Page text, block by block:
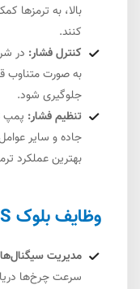
بالا، به ترمزها
کنند.
کنترل فشار:
به صورت متناوب
جلوگیری شود.
تنظیم فشار:
جاده و سایر
بهترین عملکرد
وظایف بلوک ABS
مدیریت
سرعت چرخ‌ها